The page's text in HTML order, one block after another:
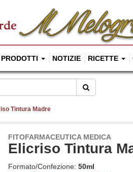
PRODOTTI NOTIZIE RICETTE
Tintura Madre
FITOFARMACEUTICA MEDICA
Elicriso Tintura
Formato/Confezione: 50ml